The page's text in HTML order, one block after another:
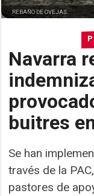
Navarra
buitres
Se han
través de la
pastores de
REBAÑO DE OVEJAS.